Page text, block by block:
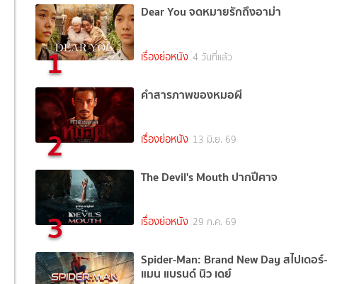
1
Dear You จดหมายรักถึงอาม่า
เรื่องย่อหนัง 4 วันที่แล้ว
2
คำสารภาพของหมอผี
เรื่องย่อหนัง 13 มิ.ย. 69
3
The Devil's Mouth ปากปีศาจ
เรื่องย่อหนัง 29 ก.ค. 69
Spider-Man: Brand New Day สไปเดอร์-
แมน แบรนด์ นิว เดย์